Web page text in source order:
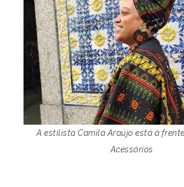
A estilista Camila Araújo está à
Acessórios